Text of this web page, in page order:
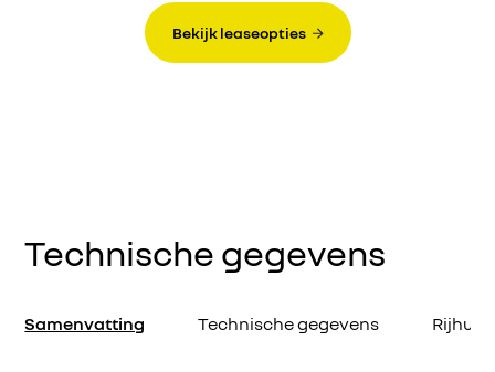
Bekijk leaseopties
Technische gegevens
Samenvatting Technische gegevens